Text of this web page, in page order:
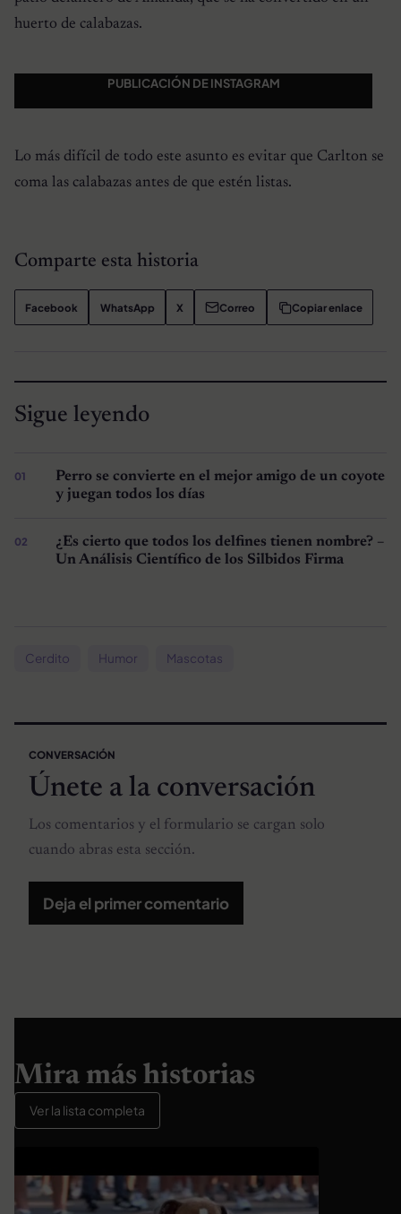
huerto de calabazas.
PUBLICACIÓN DE INSTAGRAM
Lo más difícil de todo este asunto es evitar que Carlton se
coma las calabazas antes de que estén listas.
Comparte esta historia
Facebook WhatsApp X Correo Copiar enlace
Sigue leyendo
Perro se convierte en el mejor amigo de un coyote
y juegan todos los días
¿Es cierto que todos los delfines tienen nombre? –
Un Análisis Científico de los Silbidos Firma
Cerdito Humor Mascotas
CONVERSACIÓN
Únete a la conversación
Los comentarios y el formulario se cargan solo
cuando abras esta sección.
Deja el primer comentario
Mira más historias
Ver la lista completa